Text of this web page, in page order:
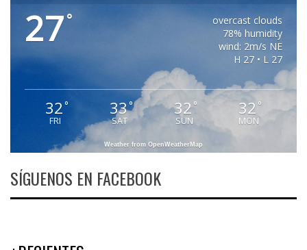
27°
overcast clouds
78% humidity
wind: 2m/s NE
H 27 • L 27
32°
FRI
33°
SAT
32 °
SUN
32 °
MON
Weather from OpenWeatherMap
SÍGUENOS EN FACEBOOK